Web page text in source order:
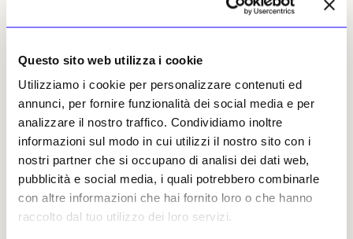
Questo sito web utilizza i cookie
Utilizziamo i cookie per personalizzare contenuti ed
annunci, per fornire funzionalità dei social media e per
analizzare il nostro traffico. Condividiamo inoltre
informazioni sul modo in cui utilizzi il nostro sito con i
nostri partner che si occupano di analisi dei dati web,
pubblicità e social media, i quali potrebbero combinarle
con altre informazioni che hai fornito loro o che hanno
raccolto dal tuo utilizzo dei loro servizi.
Alexander Morrison
colombiano»
Alexander Morrison
NEWS ASTE